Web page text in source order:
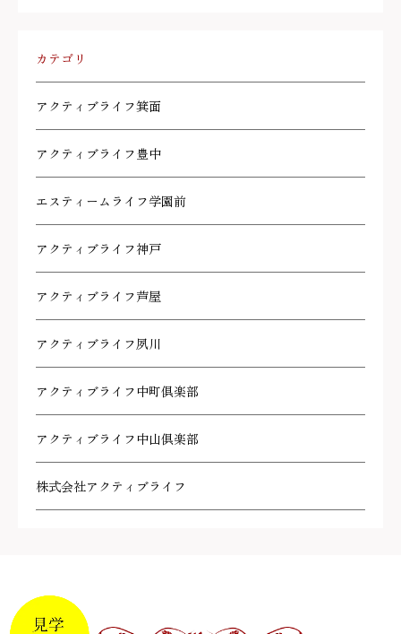
カテゴリ
アクティブライフ箕面
アクティブライフ豊中
エスティームライフ学園前
アクティブライフ神戸
アクティブライフ芦屋
アクティブライフ夙川
アクティブライフ中町倶楽部
アクティブライフ中山倶楽部
株式会社アクティブライフ